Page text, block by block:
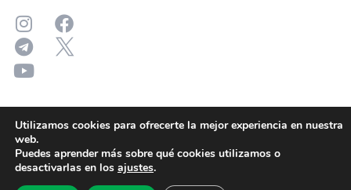
Utilizamos cookies para ofrecerte la mejor experiencia en nuestra
web.
Puedes aprender más sobre qué cookies utilizamos o
desactivarlas en los ajustes.